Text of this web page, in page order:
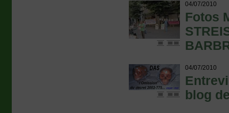
04/07/2010
Fotos
04/07/2010
blog